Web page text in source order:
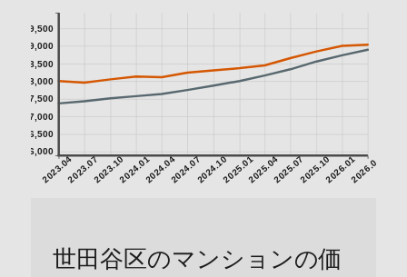
2023.042023.072023.102024.012024.042024.072024.102025.012025.042025.072025.102026.012026.04
6,000
6,500
7,000
7,500
8,000
8,500
9,000
9,500
世田谷区のマンションの価